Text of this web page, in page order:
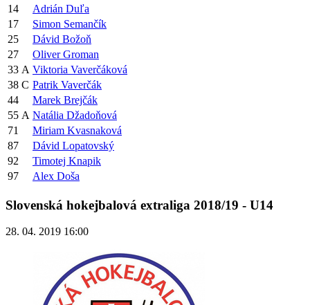
14
Adrián Duľa
17
Simon Semančík
25
Dávid Božoň
27
Oliver Groman
33 A Viktoria Vaverčáková
38 C Patrik Vaverčák
44
Marek Brejčák
55 A Natália Džadoňová
71
Miriam Kvasnaková
87
Dávid Lopatovský
92
Timotej Knapik
97
Alex Doša
Slovenská hokejbalová extraliga 2018/19 - U14
28. 04. 2019 16:00